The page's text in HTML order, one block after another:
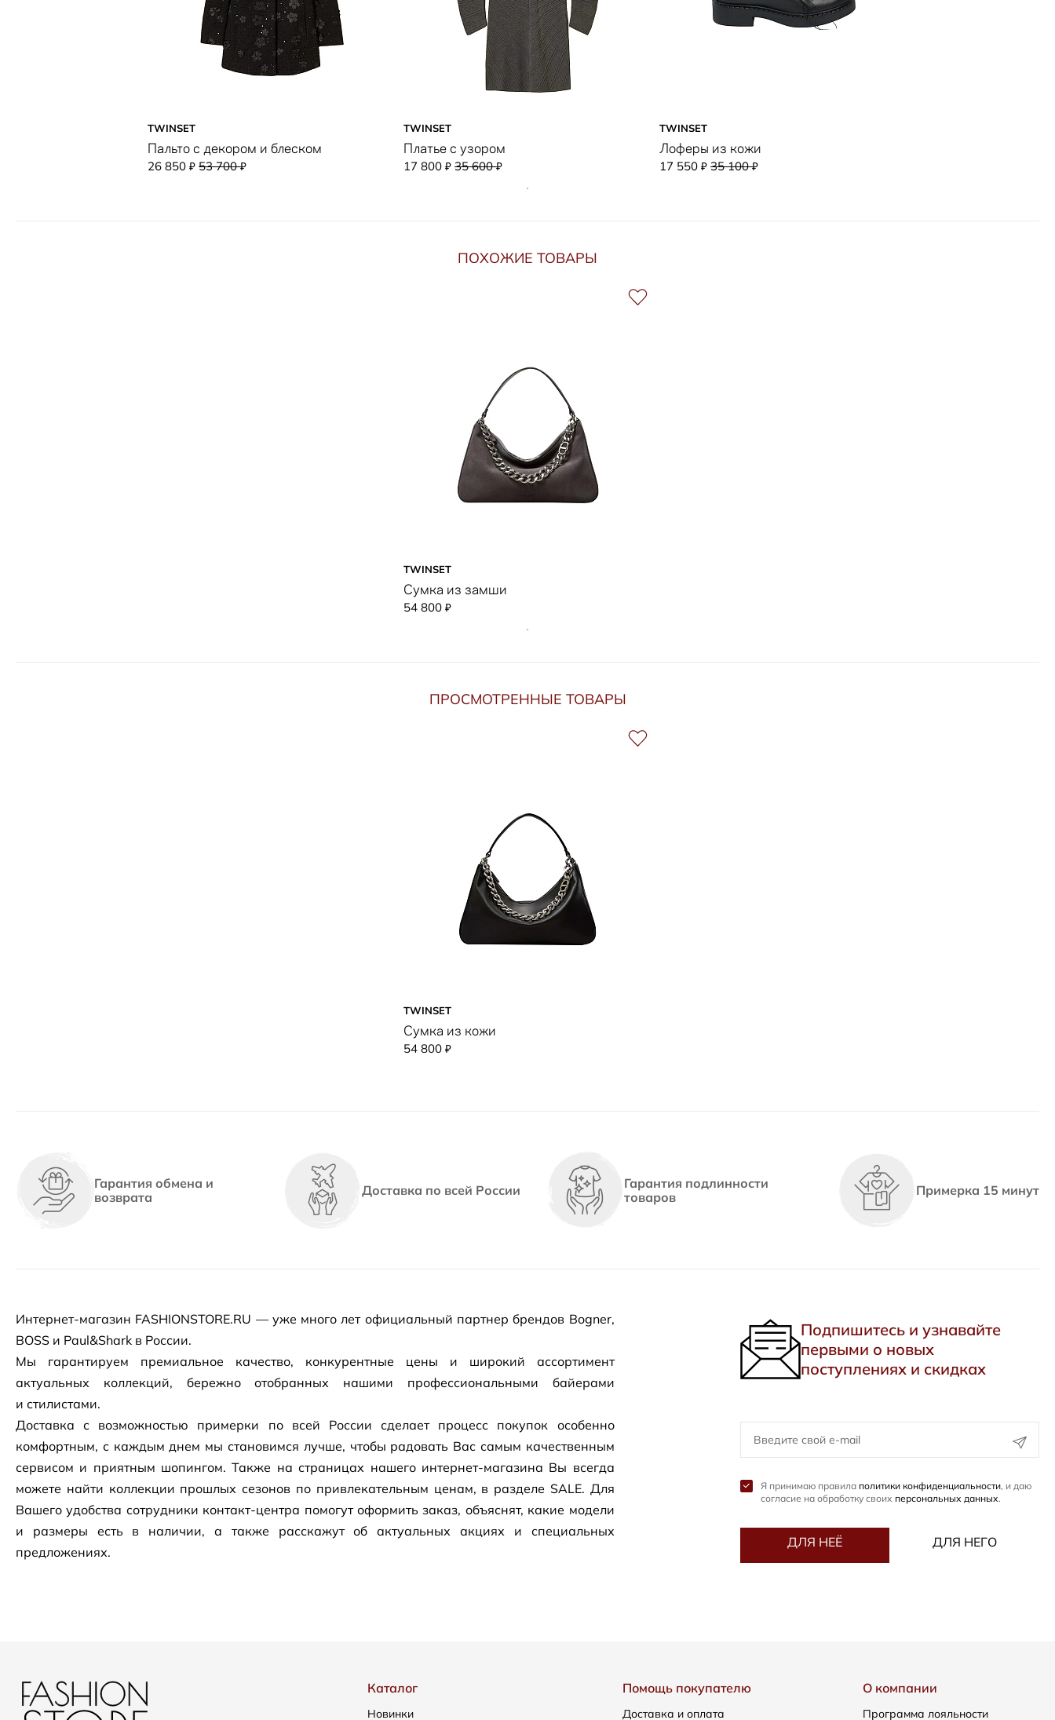
TWINSET
Пальто с декором и блеском
26 850 ₽ 53 700₽
TWINSET
Платье с узором
17 800 ₽ 35 600₽
TWINSET
Лоферы из кожи
17 550 ₽ 35 100₽
ПОХОЖИЕ ТОВАРЫ
TWINSET
Сумка из замши
54 800 ₽
ПРОСМОТРЕННЫЕ ТОВАРЫ
TWINSET
Сумка из кожи
54 800 ₽
Гарантия обмена и
возврата
Доставка по всей России
Гарантия подлинности
товаров
Примерка 15 минут
Интернет-магазин FASHIONSTORE.RU — уже много лет официальный партнер брендов Bogner,
BOSS и Paul&Shark в России.
Мы гарантируем премиальное качество, конкурентные цены и широкий ассортимент
актуальных коллекций, бережно отобранных нашими профессиональными байерами
и стилистами.
Доставка с возможностью примерки по всей России сделает процесс покупок особенно
комфортным, с каждым днем мы становимся лучше, чтобы радовать Вас самым качественным
сервисом и приятным шопингом. Также на страницах нашего интернет-магазина Вы всегда
можете найти коллекции прошлых сезонов по привлекательным ценам, в разделе SALE. Для
Вашего удобства сотрудники контакт-центра помогут оформить заказ, объяснят, какие модели
и размеры есть в наличии, а также расскажут об актуальных акциях и специальных
предложениях.
Подпишитесь и узнавайте
первыми о новых
поступлениях и скидках
Я принимаю правила политики конфиденциальности, и даю
согласие на обработку своих персональных данных.
ДЛЯ НЕЁ ДЛЯ НЕГО
Каталог
Новинки
Помощь покупателю
Доставка и оплата
О компании
Программа лояльности